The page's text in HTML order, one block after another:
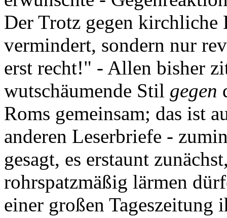
Der Trotz gegen
vermindert, sondern nur
erst recht!" - Allen bisher
wutschäumende Stil gegen
Roms gemeinsam; das ist
anderen Leserbriefe -
gesagt, es erstaunt
rohrspatzmäßig lärmen
einer großen